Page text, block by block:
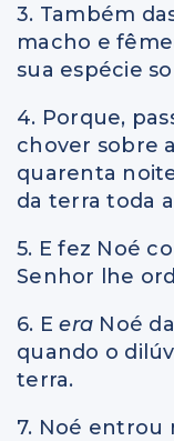
3. Também
macho e
sua espécie
4. Porque,
chover sobre
quarenta
da terra toda
5. E fez Noé
Senhor lhe
6. Eera Noé
quando o
terra.
7. Noé entrou